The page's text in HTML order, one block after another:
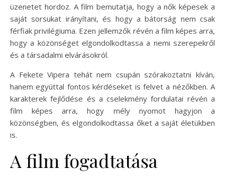
üzenetet hordoz. A film bemutatja, hogy a nők képesek a
saját sorsukat irányítani, és hogy a bátorság nem csak
férfiak privilégiuma. Ezen jellemzők révén a film képes arra,
hogy a közönséget elgondolkodtassa a nemi szerepekről
és a társadalmi elvárásokról.
A Fekete Vipera tehát nem csupán szórakoztatni kíván,
hanem egyúttal fontos kérdéseket is felvet a nézőkben. A
karakterek fejlődése és a cselekmény fordulatai révén a
film képes arra, hogy mély nyomot hagyjon a
közönségben, és elgondolkodtassa őket a saját életükben
is.
A film fogadtatása